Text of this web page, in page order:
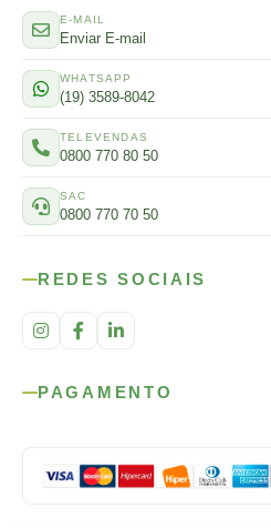
E-MAIL
Enviar E-mail
WHATSAPP
(19) 3589-8042
TELEVENDAS
0800 770 80 50
SAC
0800 770 70 50
REDES SOCIAIS
PAGAMENTO